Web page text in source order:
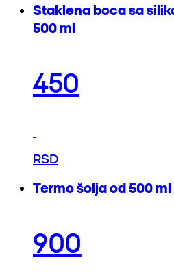
Staklena boca sa
500 ml
450
RSD
Termo šolja od 500
900